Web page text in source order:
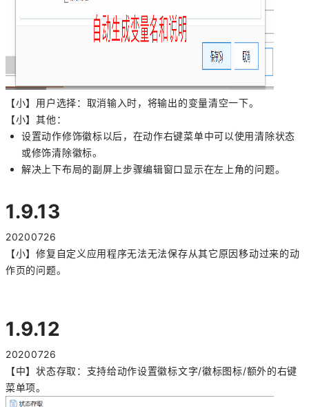
【小】用户选择：取消输入时，将输出的变量清空一下。
【小】其他：
设置动作修饰徽标以后，在动作右键菜单中可以使用清除状态
或修饰清除徽标。
解决上下布局的副屏上步骤编辑窗口显示在左上角的问题。
1.9.13
20200726
【小】修复自定义应用程序无法无法保存从其它原因移动过来的动
作页的问题。
1.9.12
20200726
【中】状态存取：支持给动作设置徽标文字/徽标图标/额外的右键
菜单项。